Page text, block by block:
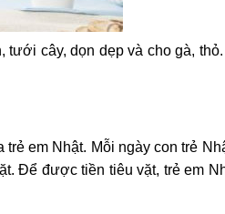
cây, dọn dẹp và cho gà,
em Nhật. Mỗi ngày con trẻ
Để được tiền tiêu vặt, trẻ em